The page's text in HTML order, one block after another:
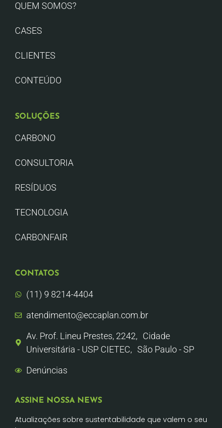
QUEM SOMOS?
CASES
CLIENTES
CONTEÚDO
SOLUÇÕES
CARBONO
CONSULTORIA
RESÍDUOS
TECNOLOGIA
CARBONFAIR
CONTATOS
(11) 9 8214-4404
atendimento@eccaplan.com.br
Av. Prof. Lineu Prestes, 2242, Cidade
Universitária - USP CIETEC, São Paulo - SP
Denúncias
ASSINE NOSSA NEWS
Atualizações sobre sustentabilidade que valem o seu